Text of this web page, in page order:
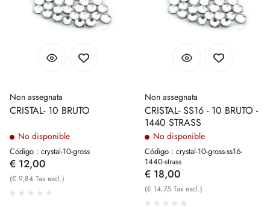
Non assegnata
CRISTAL- 10 BRUTO
No disponible
Código : crystal-10-gross
€ 12,00
(€ 9,84 Tax excl.)
Non assegnata
CRISTAL- SS16 - 10 BRUTO -
1440 STRASS
No disponible
Código : crystal-10-gross-ss16-
1440-strass
€ 18,00
(€ 14,75 Tax excl.)